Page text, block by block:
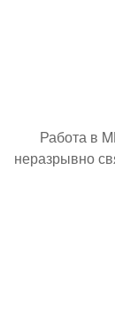
Работа в
неразрывно